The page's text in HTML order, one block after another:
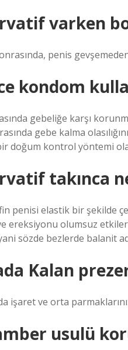
varken
penis
kondom
gebeliğe karşı
gebe kalma
doğum kontrol yöntemi
takınca
penisi elastik bir şekilde
ereksiyonu olumsuz
yani sözde bezlerde balanit
Kalan
işaret ve orta
usulü